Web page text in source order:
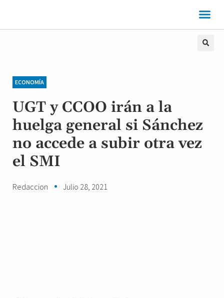
ECONOMÍA
UGT y CCOO irán a la
huelga general si Sánchez
no accede a subir otra vez
el SMI
Redaccion Julio 28, 2021